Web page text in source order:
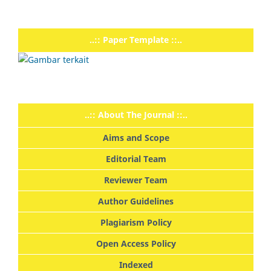
..:: Paper Template ::..
..:: About The Journal ::..
Aims and Scope
Editorial Team
Reviewer Team
Author Guidelines
Plagiarism Policy
Open Access Policy
Indexed